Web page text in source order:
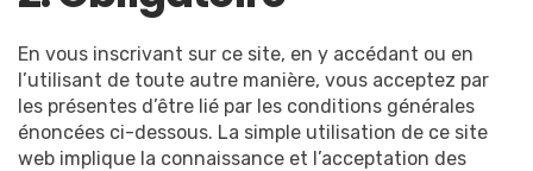
En vous inscrivant sur ce site, en y accédant ou en
l’utilisant de toute autre manière, vous acceptez par
les présentes d’être lié par les conditions générales
énoncées ci-dessous. La simple utilisation de ce site
web implique la connaissance et l’acceptation des